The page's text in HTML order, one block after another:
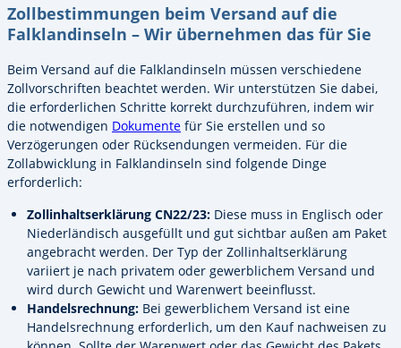
Zollbestimmungen beim Versand auf die
Falklandinseln – Wir übernehmen das für Sie
Beim Versand auf die Falklandinseln müssen verschiedene
Zollvorschriften beachtet werden. Wir unterstützen Sie dabei,
die erforderlichen Schritte korrekt durchzuführen, indem wir
die notwendigen Dokumente für Sie erstellen und so
Verzögerungen oder Rücksendungen vermeiden. Für die
Zollabwicklung in Falklandinseln sind folgende Dinge
erforderlich:
Zollinhaltserklärung CN22/23: Diese muss in Englisch oder
Niederländisch ausgefüllt und gut sichtbar außen am Paket
angebracht werden. Der Typ der Zollinhaltserklärung
variiert je nach privatem oder gewerblichem Versand und
wird durch Gewicht und Warenwert beeinflusst.
Handelsrechnung: Bei gewerblichem Versand ist eine
Handelsrechnung erforderlich, um den Kauf nachweisen zu